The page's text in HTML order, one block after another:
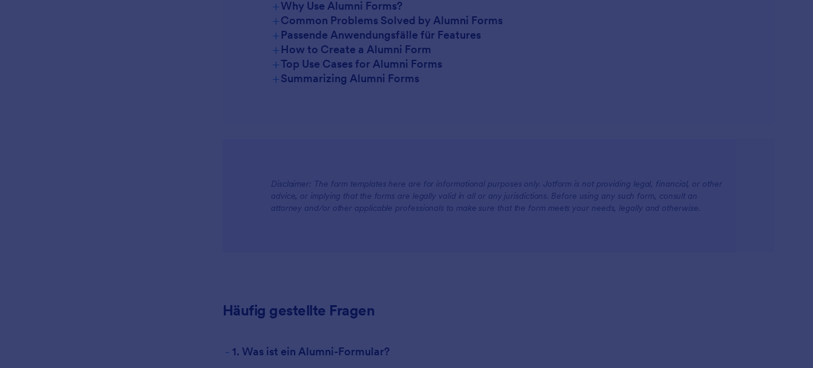
+Why Use Alumni Forms?
+Common Problems Solved by Alumni Forms
+Passende Anwendungsfälle für Features
+How to Create a Alumni Form
+Top Use Cases for Alumni Forms
For Managers
+Summarizing Alumni Forms
Disclaimer: The form templates here are for informational purposes only. Jotform is not providing legal, financial, or other
advice, or implying that the forms are legally valid in all or any jurisdictions. Before using any such form, consult an
attorney and/or other applicable professionals to make sure that the form meets your needs, legally and otherwise.
Häufig gestellte Fragen
- 1. Was ist ein Alumni-Formular?